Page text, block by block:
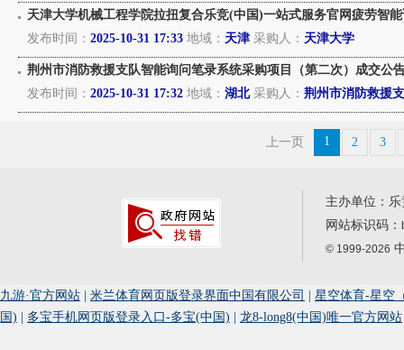
天津大学机械工程学院拉扭复合乐竞(中国)一站式服务官网疲劳智
发布时间： 2025-10-31 17:33 地域： 天津 采购人： 天津大学
荆州市消防救援支队智能询问笔录系统采购项目（第二次）成交公
发布时间： 2025-10-31 17:32 地域： 湖北采购人： 荆州市消防救援
上一页 1 2 3
主办单位：乐
网站标识码：
© 1999-2026
九游·官方网站 米兰体育网页版登录界面中国有限公司
星空体育-星空
国)
多宝手机网页版登录入口-多宝(中国) 龙8-long8(中国)唯一官方网站